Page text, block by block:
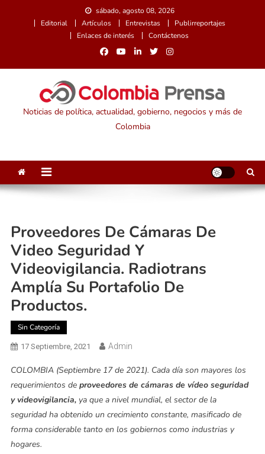
sábado, agosto 08, 2026
Editorial
Artículos Entrevistas
Publirreportajes
Enlaces de interés
Contáctenos
Noticias de política, actualidad, gobierno, negocios y más de
Colombia
Proveedores De Cámaras De
Video Seguridad Y
Videovigilancia. Radiotrans
Amplía Su Portafolio De
Productos.
Sin Categoría
17 Septiembre, 2021 Admin
COLOMBIA (Septiembre 17 de 2021). Cada día son mayores los
requerimientos de proveedores de cámaras de vídeo seguridad
y videovigilancia,ya que anivel mundial, el sector de la
seguridad ha obtenido un crecimiento constante, masificado de
forma considerable tanto en los gobiernos como industrias y
hogares.